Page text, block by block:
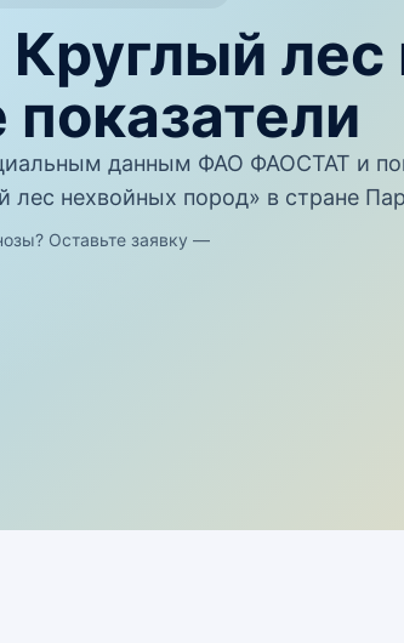
Круглый
данным ФАО ФАОСТАТ и
нехвойных пород» в стране
Оставьте заявку —